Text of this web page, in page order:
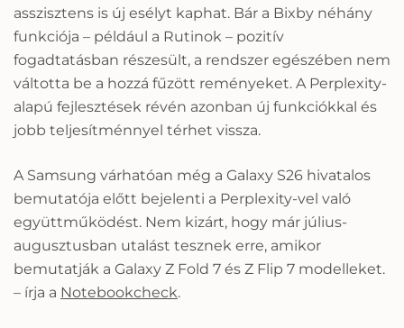
asszisztens is új esélyt kaphat. Bár a Bixby néhány
funkciója – például a Rutinok – pozitív
fogadtatásban részesült, a rendszer egészében nem
váltotta be a hozzá fűzött reményeket. A Perplexity-
alapú fejlesztések révén azonban új funkciókkal és
jobb teljesítménnyel térhet vissza.
A Samsung várhatóan még a Galaxy S26 hivatalos
bemutatója előtt bejelenti a Perplexity-vel való
együttműködést. Nem kizárt, hogy már július-
augusztusban utalást tesznek erre, amikor
bemutatják a Galaxy Z Fold 7 és Z Flip 7 modelleket.
– írja a Notebookcheck.